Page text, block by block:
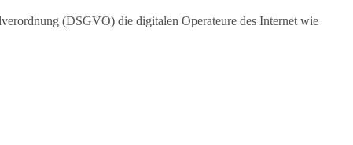
(DSGVO) die digitalen Operateure des Internet wie